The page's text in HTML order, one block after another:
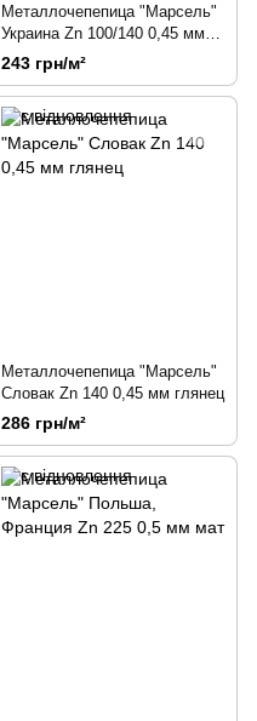
Металлочепепица "Марсель"
Украина Zn 100/140 0,45 мм
глянец
243 грн/м²
Металлочепепица "Марсель"
Словак Zn 140 0,45 мм глянец
286 грн/м²